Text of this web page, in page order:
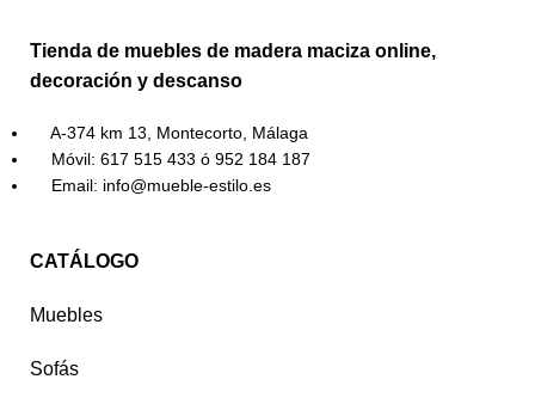
Tienda de muebles de madera maciza online,
decoración y descanso
A-374 km 13, Montecorto, Málaga
Móvil: 617 515 433 ó 952 184 187
Email: info@mueble-estilo.es
CATÁLOGO
Muebles
Sofás